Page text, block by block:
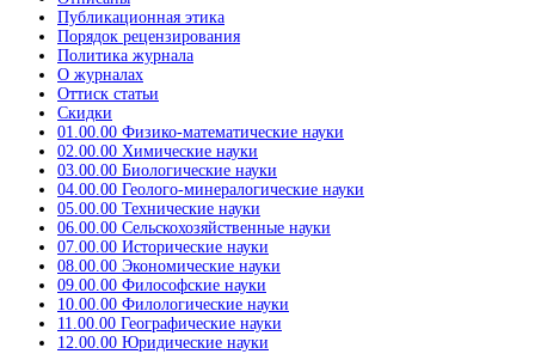
Публикационная этика
Порядок рецензирования
Политика журнала
О журналах
Оттиск статьи
Скидки
01.00.00 Физико-математические науки
02.00.00 Химические науки
03.00.00 Биологические науки
04.00.00 Геолого-минералогические науки
05.00.00 Технические науки
06.00.00 Сельскохозяйственные науки
07.00.00 Исторические науки
08.00.00 Экономические науки
09.00.00 Философские науки
10.00.00 Филологические науки
11.00.00 Географические науки
12.00.00 Юридические науки